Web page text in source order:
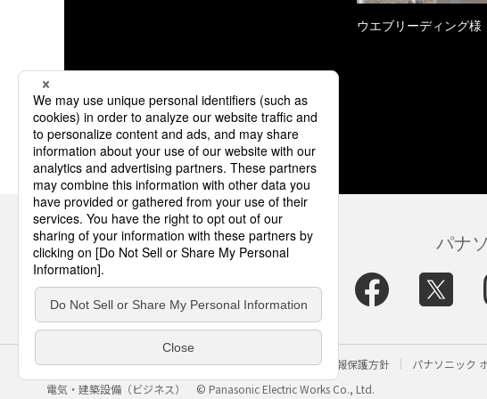
ウエブリーディング
パナ
サイトのご利用にあたって クッキーポリシー 個人情報保護方針 パナソニック
電気・建築設備（ビジネス）
© Panasonic Electric Works Co., Ltd.